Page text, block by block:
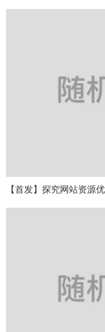
【首发】探究网站资源